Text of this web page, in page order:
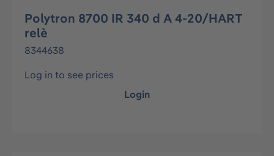
Polytron 8700 IR 340 d A 4-20/HART
relè
8344638
Log in to see prices
Login